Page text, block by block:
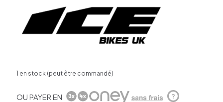
1 en stock (peut être commandé)
OU PAYER EN ?